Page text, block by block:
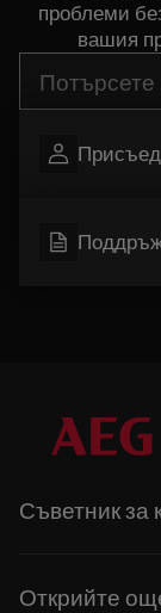
проблеми
вашия
Съветник за
Перални със
Открийте